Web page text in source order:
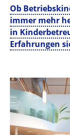
Ob
immer mehr
in
Erfahrungen